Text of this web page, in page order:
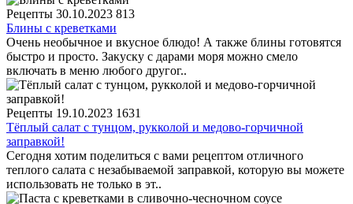
Рецепты 30.10.2023 813
Блины с креветками
Очень необычное и вкусное блюдо! А также блины готовятся
быстро и просто. Закуску с дарами моря можно смело
включать в меню любого другог..
Рецепты 19.10.2023 1631
Тёплый салат с тунцом, рукколой и медово-горчичной
заправкой!
Сегодня хотим поделиться с вами рецептом отличного
теплого салата с незабываемой заправкой, которую вы можете
использовать не только в эт..